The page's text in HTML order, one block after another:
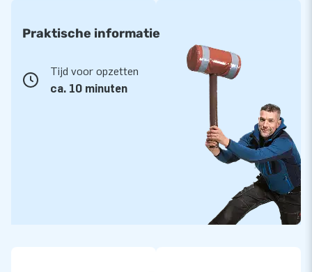
Praktische informatie
Tijd voor opzetten
ca. 10 minuten